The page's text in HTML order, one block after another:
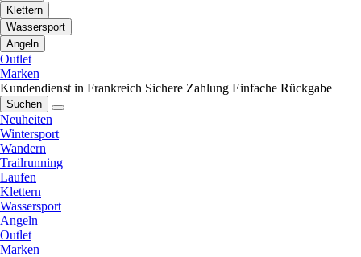
Klettern
Wassersport
Angeln
Outlet
Marken
Kundendienst in Frankreich Sichere Zahlung Einfache Rückgabe
Suchen
Neuheiten
Wintersport
Wandern
Trailrunning
Laufen
Klettern
Wassersport
Angeln
Outlet
Marken